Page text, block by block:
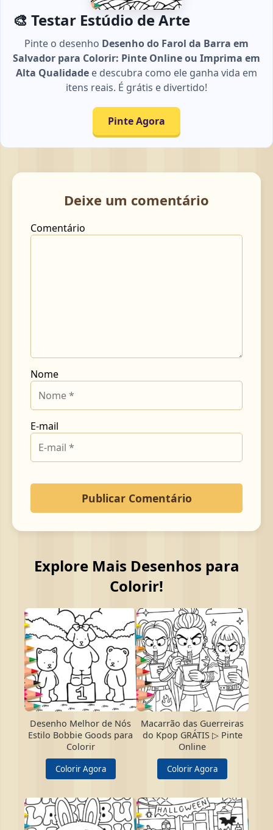
🎨 Testar Estúdio de Arte
Pinte o desenho Desenho do Farol da Barra em
Salvador para Colorir: Pinte Online ou Imprima em
Alta Qualidade e descubra como ele ganha vida em
itens reais. É grátis e divertido!
Pinte Agora
Deixe um comentário
Comentário
Nome
E-mail
Explore Mais Desenhos para
Colorir!
Desenho Melhor de Nós
Estilo Bobbie Goods para
Colorir
Colorir Agora
Macarrão das Guerreiras
do Kpop GRÁTIS ▷ Pinte
Online
Colorir Agora